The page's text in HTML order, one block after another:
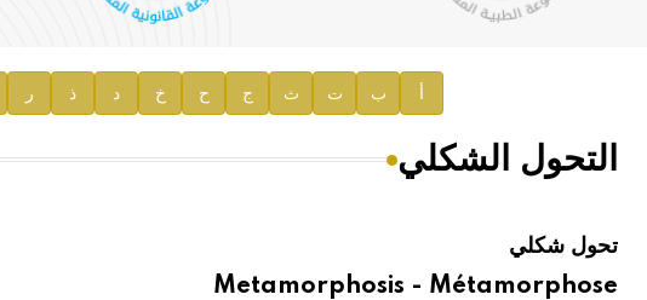
إعلان..
هيئة الموسوعة العربية تطلق موسوعات جديدة في عام 2026
أ ب ت ث ج ح خ د ذ ر
التحول الشكلي
تحول شكلي
Metamorphosis - Métamorphose